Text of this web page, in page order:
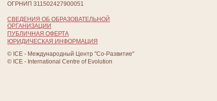
ОГРНИП 311502427900051
СВЕДЕНИЯ ОБ ОБРАЗОВАТЕЛЬНОЙ
ОРГАНИЗАЦИИ
ПУБЛИЧНАЯ ОФЕРТА
ЮРИДИЧЕСКАЯ ИНФОРМАЦИЯ
© ICE - Международный Центр "Со-Развитие"
© ICE - International Centre of Evolution